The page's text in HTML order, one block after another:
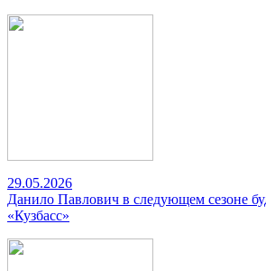
29.05.2026
Данило Павлович в следующем сезоне
«Кузбасс»